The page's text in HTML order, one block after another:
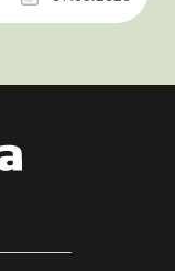
санкций за
учета у